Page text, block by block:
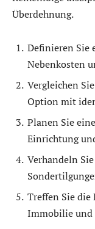
Überdehnung.
Definieren Sie
Nebenkosten
Vergleichen
Option mit
Planen Sie
Einrichtung
Verhandeln
Treffen Sie die
Immobilie und